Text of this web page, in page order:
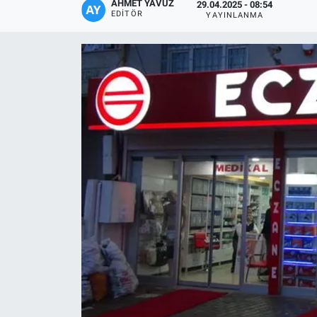
AHMET YAVUZ
EDITÖR
29.04.2025 - 08:54
YAYINLANMA